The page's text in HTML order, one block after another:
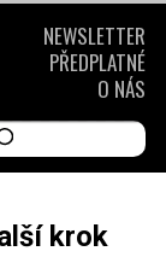
krok
NEWSLETTER
PŘEDPLATNÉ
O NÁS